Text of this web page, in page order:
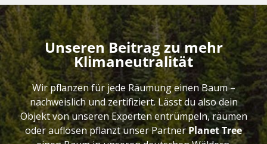
Unseren Beitrag zu mehr
Klimaneutralität
Wir pflanzen für jede Räumung einen Baum –
nachweislich und zertifiziert. Lässt du also dein
Objekt von unseren Experten entrümpeln, räumen
oder auflösen pflanzt unser PartnerPlanet Tree